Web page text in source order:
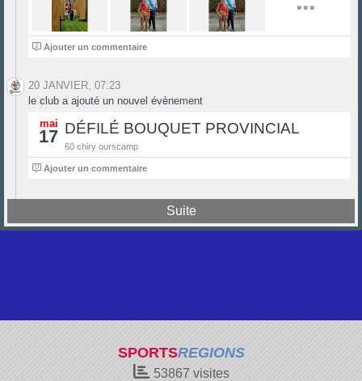
1 Ajouter un commentaire
20 JANVIER, 07:23
le club a ajouté un nouvel évènement
mai
17 DÉFILÉ BOUQUET PROVINCIAL
60 chiry ourscamp
0 Ajouter un commentaire
Suite
SPORTSREGIONS
53867 visites